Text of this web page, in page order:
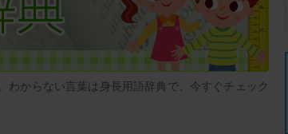
わからない言葉は身長用語辞典で、今すぐチェック